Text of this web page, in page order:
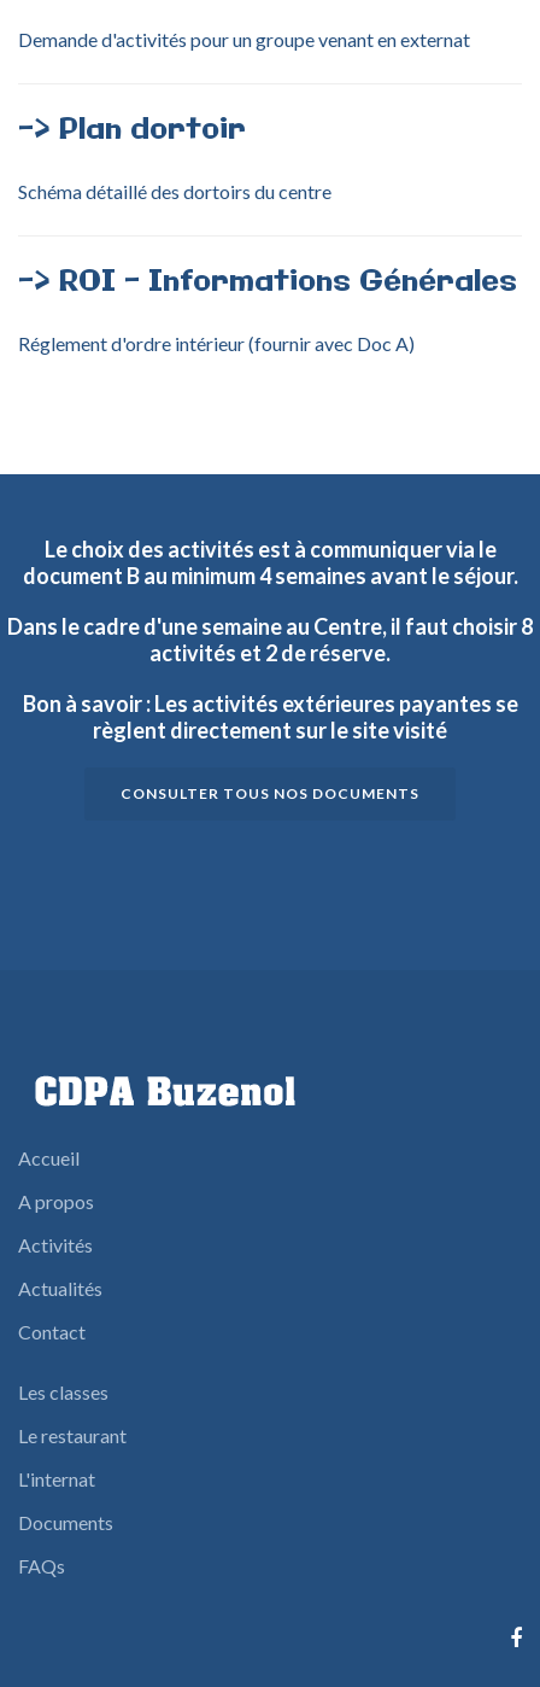
Demande d'activités pour un groupe venant en externat
-> Plan dortoir
Schéma détaillé des dortoirs du centre
-> ROI - Informations Générales
Réglement d'ordre intérieur (fournir avec Doc A)
Le choix des activités est à communiquervia le
document B au minimum4 semaines avant le séjour.
Dans lecadred'unesemaineau Centre,il faut choisir8
activités et 2deréserve.
Bon à savoir : Les activités extérieures payantes se
règlent directement surlesitevisité
CONSULTER TOUS NOS DOCUMENTS
Accueil
A propos
Activités
Actualités
Contact
Les classes
Le restaurant
L'internat
Documents
FAQs